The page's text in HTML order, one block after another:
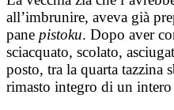
all’imbrunire, aveva già
pane pistoku. Dopo aver
sciacquato, scolato,
posto, tra la quarta tazzina
rimasto integro di un